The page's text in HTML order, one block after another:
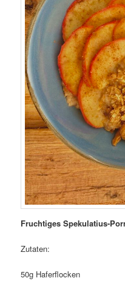
Fruchtiges Spekulatius-
Zutaten:
50g Haferflocken